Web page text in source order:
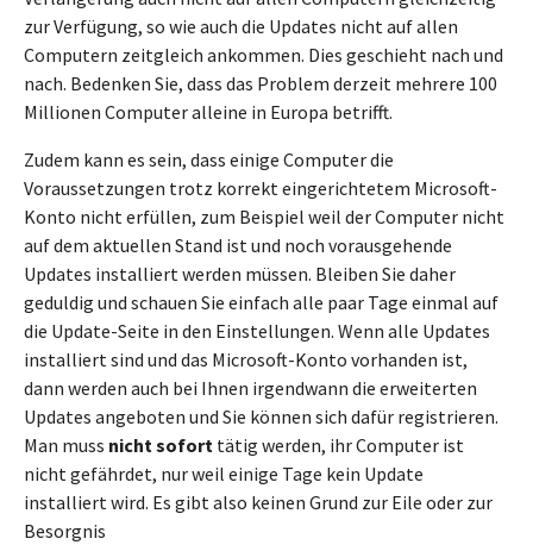
zur Verfügung, so wie auch die Updates nicht auf allen
Computern zeitgleich ankommen. Dies geschieht nach und
nach. Bedenken Sie, dass das Problem derzeit mehrere 100
Millionen Computer alleine in Europa betrifft.
Zudem kann es sein, dass einige Computer die
Voraussetzungen trotz korrekt eingerichtetem Microsoft-
Konto nicht erfüllen, zum Beispiel weil der Computer nicht
auf dem aktuellen Stand ist und noch vorausgehende
Updates installiert werden müssen. Bleiben Sie daher
geduldig und schauen Sie einfach alle paar Tage einmal auf
die Update-Seite in den Einstellungen. Wenn alle Updates
installiert sind und das Microsoft-Konto vorhanden ist,
dann werden auch bei Ihnen irgendwann die erweiterten
Updates angeboten und Sie können sich dafür registrieren.
Man muss nicht sofort tätig werden, ihr Computer ist
nicht gefährdet, nur weil einige Tage kein Update
installiert wird. Es gibt also keinen Grund zur Eile oder zur
Besorgnis